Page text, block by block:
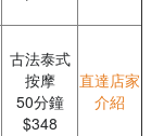
古法泰式
按摩
50分鐘
$348
直達店家
介紹